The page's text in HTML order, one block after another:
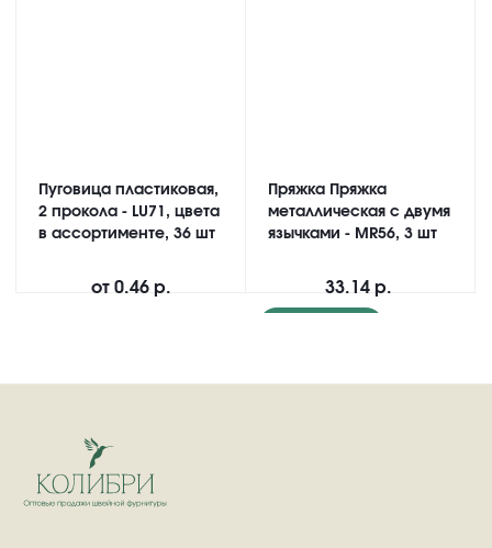
Пуговица пластиковая,
2 прокола - LU71, цвета
в ассортименте, 36 шт
от 0.46 р.
Пряжка Пряжка
металлическая с двумя
язычками - MR56, 3 шт
33.14 р.